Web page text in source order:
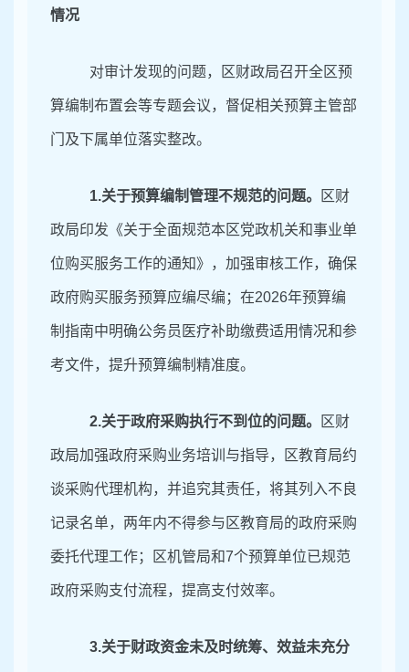
情况
对审计发现的问题，区财政局召开全区预
算编制布置会等专题会议，督促相关预算主管部
门及下属单位落实整改。
1.关于预算编制管理不规范的问题。 区财
政局印发《关于全面规范本区党政机关和事业单
位购买服务工作的通知》，加强审核工作，确保
政府购买服务预算应编尽编；在2026年预算编
制指南中明确公务员医疗补助缴费适用情况和参
考文件，提升预算编制精准度。
2.关于政府采购执行不到位的问题。 区财
政局加强政府采购业务培训与指导，区教育局约
谈采购代理机构，并追究其责任，将其列入不良
记录名单，两年内不得参与区教育局的政府采购
委托代理工作；区机管局和7个预算单位已规范
政府采购支付流程，提高支付效率。
3.关于财政资金未及时统筹、效益未充分